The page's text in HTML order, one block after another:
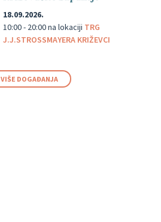
18.09.2026.
10:00 - 20:00na lokaciji TRG
J.J.STROSSMAYERA KRIŽEVCI
VIŠE DOGAĐANJA